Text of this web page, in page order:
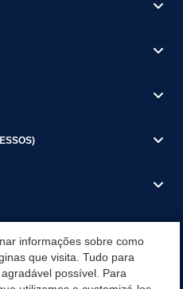
informações sobre como
que visita. Tudo para
possível. Para